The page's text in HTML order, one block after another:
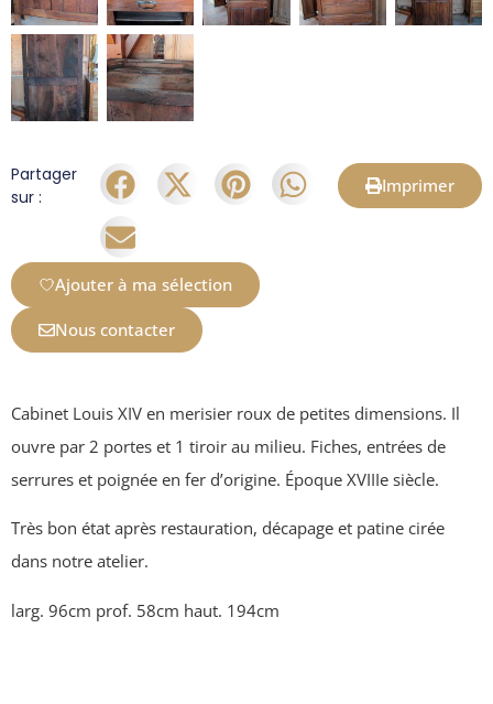
Partager
sur :
Imprimer
Ajouter à ma sélection
Nous contacter
Cabinet Louis XIV en merisier roux de petites dimensions. Il
ouvre par 2 portes et 1 tiroir au milieu. Fiches, entrées de
serrures et poignée en fer d’origine. Époque XVIIIe siècle.
Très bon état après restauration, décapage et patine cirée
dans notre atelier.
larg. 96cm prof. 58cm haut. 194cm